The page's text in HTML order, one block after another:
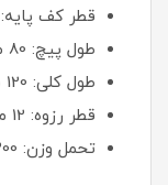
قطر کف پایه: 60 میلی‌متر
طول پیچ: 80 میلی‌متر
طول کلی: 120 میلی‌متر
قطر رزوه: 12 میلی‌متر
تحمل وزن: 200 کیلوگرم